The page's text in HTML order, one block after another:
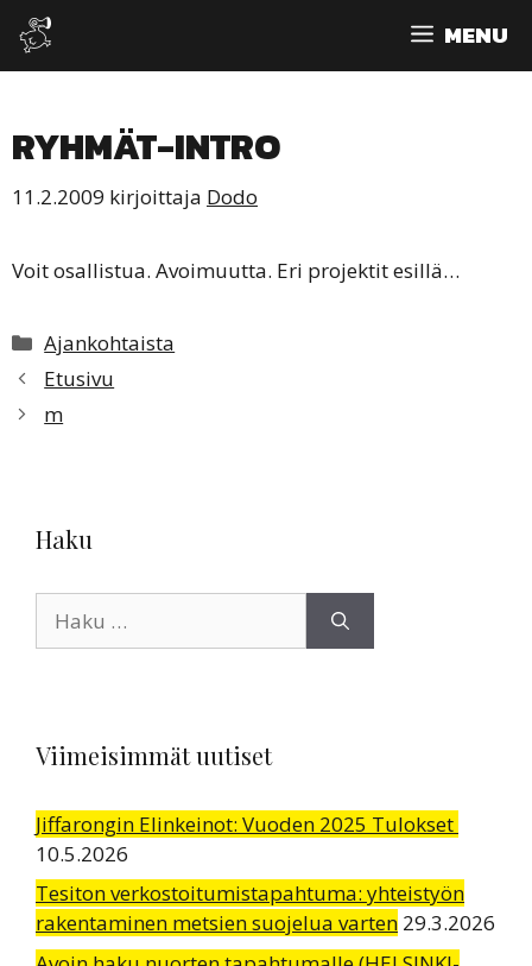
Siirry
sisältöön
MENU
RYHMÄT-INTRO
11.2.2009 kirjoittaja Dodo
Voit osallistua. Avoimuutta. Eri projektit esillä…
Kategoriat
Ajankohtaista
Etusivu
m
Haku
Viimeisimmät uutiset
Jiffarongin Elinkeinot: Vuoden 2025 Tulokset
10.5.2026
Tesiton verkostoitumistapahtuma: yhteistyön
rakentaminen metsien suojelua varten 29.3.2026